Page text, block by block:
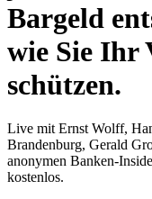
Bargeld
wie Sie Ihr
schützen.
Live mit Ernst Wolff,
Brandenburg, Gerald
anonymen Banken-
kostenlos.